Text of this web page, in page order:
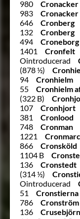
980
Cronacker
983
Cronacker
646
Cronberg
132
Cronberg
494
Croneborg
1401
Cronfelt
Ointroducerad
(878 ½)
94
Cronhielm
55
Cronhielm
(322 B)
107
Cronhjort
381
Cronlood
748
Cronman
1221
866
Cronsköld
1104 B
136
Cronstedt
(314 ½)
Ointroducerad
51
Cronstierna
786
Cronström
136